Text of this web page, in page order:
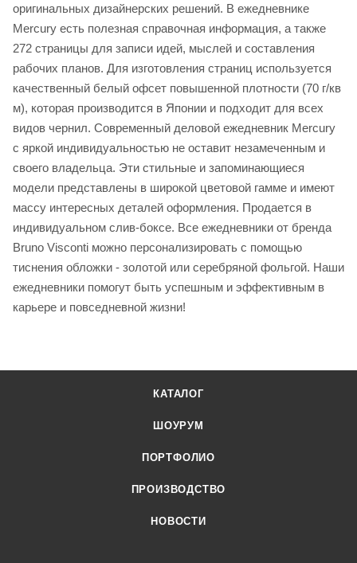
оригинальных дизайнерских решений. В ежедневнике
Mercury есть полезная справочная информация, а также
272 страницы для записи идей, мыслей и составления
рабочих планов. Для изготовления страниц используется
качественный белый офсет повышенной плотности (70 г/кв
м), которая производится в Японии и подходит для всех
видов чернил. Современный деловой ежедневник Mercury
с яркой индивидуальностью не оставит незамеченным и
своего владельца. Эти стильные и запоминающиеся
модели представлены в широкой цветовой гамме и имеют
массу интересных деталей оформления. Продается в
индивидуальном слив-боксе. Все ежедневники от бренда
Bruno Visconti можно персонализировать с помощью
тиснения обложки - золотой или серебряной фольгой. Наши
ежедневники помогут быть успешным и эффективным в
карьере и повседневной жизни!
КАТАЛОГ
ШОУРУМ
ПОРТФОЛИО
ПРОИЗВОДСТВО
НОВОСТИ